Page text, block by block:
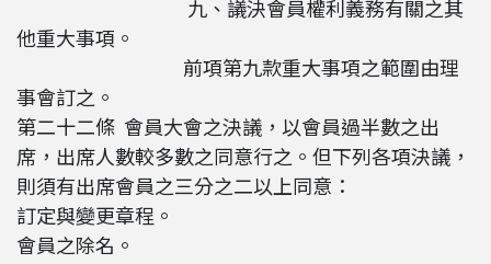
九、議決會員權利義務有關之其
他重大事項。
前項第九款重大事項之範圍由理
事會訂之。
第二十二條 會員大會之決議，以會員過半數之出
席，出席人數較多數之同意行之。但下列各項決議，
則須有出席會員之三分之二以上同意：
訂定與變更章程。
會員之除名。